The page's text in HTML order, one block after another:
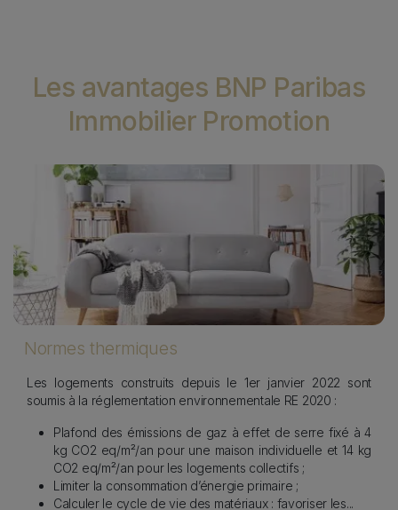
Les avantages BNP Paribas
Immobilier Promotion
Image
Normes thermiques
Les logements construits depuis le 1er janvier 2022 sont
soumis à la réglementation environnementale RE 2020 :
Plafond des émissions de gaz à effet de serre fixé à 4
kg CO2 eq/m²/an pour une maison individuelle et 14 kg
CO2 eq/m²/an pour les logements collectifs ;
Limiter la consommation d’énergie primaire ;
Calculer le cycle de vie des matériaux : favoriser les...